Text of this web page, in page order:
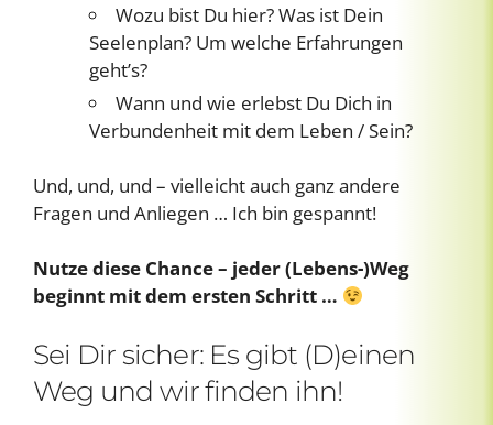
Wozu bist Du hier? Was ist Dein
Seelenplan? Um welche Erfahrungen
geht’s?
Wann und wie erlebst Du Dich in
Verbundenheit mit dem Leben / Sein?
Und, und, und – vielleicht auch ganz andere
Fragen und Anliegen … Ich bin gespannt!
Nutze diese Chance – jeder (Lebens-)Weg
beginnt mit dem ersten Schritt …
Sei Dir sicher: Es gibt (D)einen
Weg und wir finden ihn!